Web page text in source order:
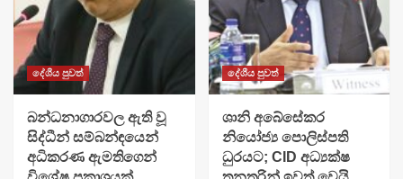
දේශීය පුවත්
බන්ධනාගාරවල ඇති වූ
සිද්ධීන් සම්බන්ඳයෙන්
අධිකරණ ඇමතිගෙන්
දේශීය පුවත්
ශානි අබේසේකර
නියෝජ්‍ය පොලිස්පති
ධුරයට; CID අධ්‍යක්ෂ